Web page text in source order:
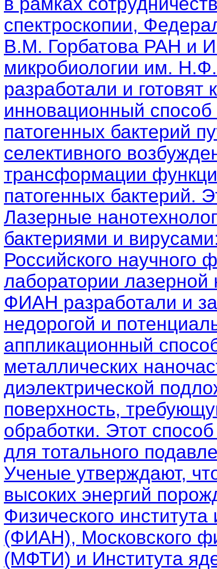
спектроскопии,
В.М. Горбатова РАН и
микробиологии им.
разработали и готовят
инновационный
патогенных бактерий
селективного
трансформации
патогенных бактерий.
Лазерные
бактериями и вирусами
Российского
лаборатории
ФИАН разработали и
недорогой и
аппликационный
металлических
диэлектрической
поверхность,
обработки. Этот
для тотального
Ученые утверждают,
высоких энергий
Физического
(ФИАН), Московского
(МФТИ) и Института